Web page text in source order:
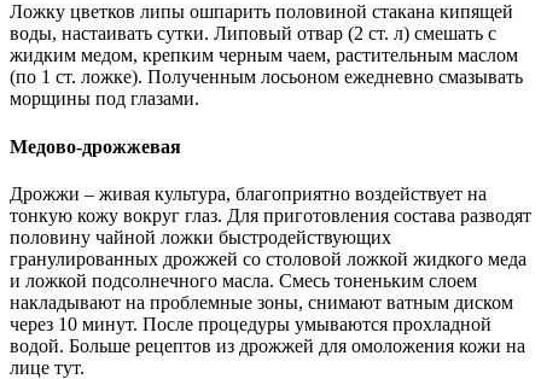
Ложку цветков липы ошпарить половиной стакана кипящей
воды, настаивать сутки. Липовый отвар (2 ст. л) смешать с
жидким медом, крепким черным чаем, растительным маслом
(по 1 ст. ложке). Полученным лосьоном ежедневно смазывать
морщины под глазами.
Медово-дрожжевая
Дрожжи – живая культура, благоприятно воздействует на
тонкую кожу вокруг глаз. Для приготовления состава разводят
половину чайной ложки быстродействующих
гранулированных дрожжей со столовой ложкой жидкого меда
и ложкой подсолнечного масла. Смесь тоненьким слоем
накладывают на проблемные зоны, снимают ватным диском
через 10 минут. После процедуры умываются прохладной
водой. Больше рецептов из дрожжей для омоложения кожи на
лице тут.